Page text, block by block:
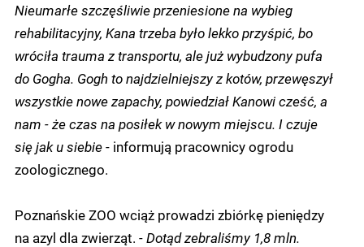
Nieumarłe szczęśliwie przeniesione na wybieg
rehabilitacyjny, Kana trzeba było lekko przyśpić, bo
wróciła trauma z transportu, ale już wybudzony pufa
do Gogha. Gogh to najdzielniejszy z kotów, przewęszył
wszystkie nowe zapachy, powiedział Kanowi cześć, a
nam - że czas na posiłek w nowym miejscu. I czuje
się jak u siebie- informują pracownicy ogrodu
zoologicznego.
Poznańskie ZOO wciąż prowadzi zbiórkę pieniędzy
na azyl dla zwierząt. - Dotąd zebraliśmy 1,8 mln.